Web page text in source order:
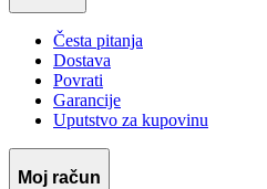
Česta pitanja
Dostava
Povrati
Garancije
Uputstvo za kupovinu
Moj račun